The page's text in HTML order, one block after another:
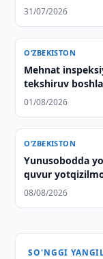
31/07/2026
O‘ZBEKISTON
Mehnat
tekshiruv
01/08/2026
O‘ZBEKISTON
Yunusobodda
quvur
08/08/2026
SO'NGGI